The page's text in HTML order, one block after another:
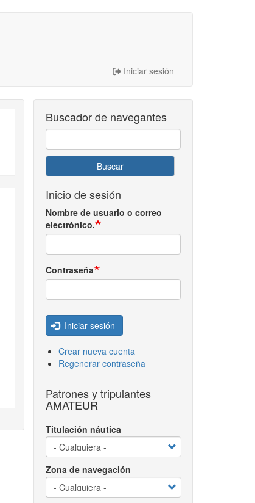
Iniciar sesión
Buscador de navegantes
Buscar
Inicio de sesión
Nombre de usuario o correo
electrónico.
Contraseña
Iniciar sesión
Crear nueva cuenta
Regenerar contraseña
Patrones y tripulantes
AMATEUR
Titulación náutica
Zona de navegación